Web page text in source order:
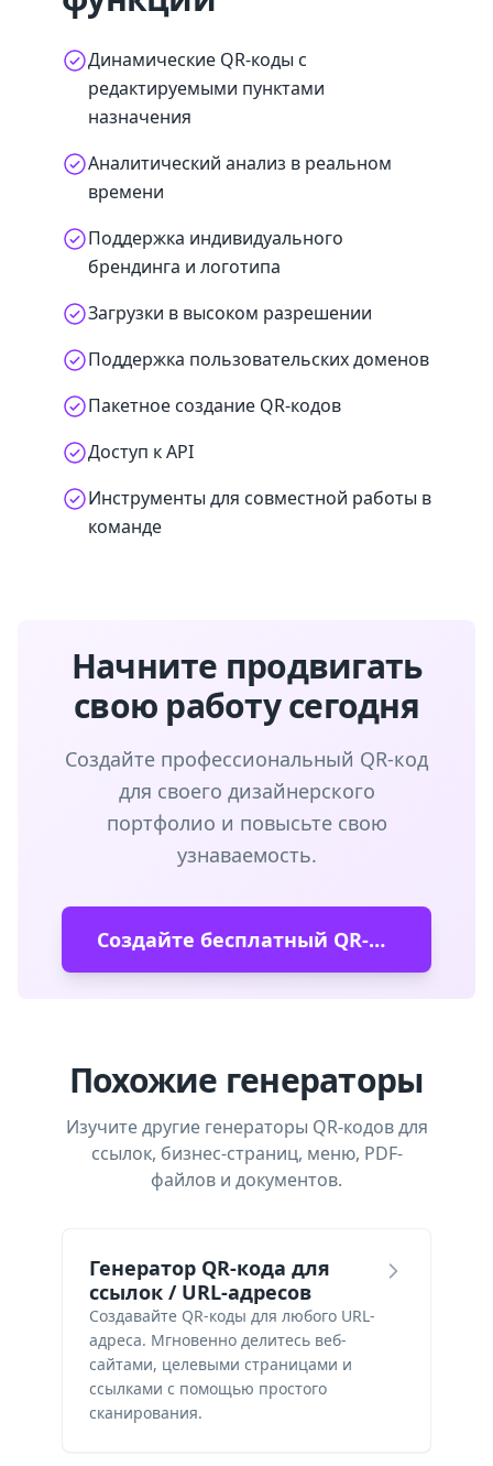
Динамические QR-коды с
редактируемыми пунктами
назначения
Аналитический анализ в реальном
времени
Поддержка индивидуального
брендинга и логотипа
Загрузки в высоком разрешении
Поддержка пользовательских доменов
Пакетное создание QR-кодов
Доступ к API
Инструменты для совместной работы в
команде
Начните продвигать
свою работу сегодня
Создайте профессиональный QR-код
для своего дизайнерского
портфолио и повысьте свою
узнаваемость.
Создайте бесплатный QR-код
Похожие генераторы
Изучите другие генераторы QR-кодов для
ссылок, бизнес-страниц, меню, PDF-
файлов и документов.
Генератор QR-кода для
ссылок / URL-адресов
Создавайте QR-коды для любого URL-
адреса. Мгновенно делитесь веб-
сайтами, целевыми страницами и
ссылками с помощью простого
сканирования.